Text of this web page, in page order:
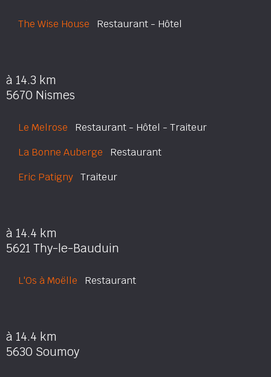
The Wise House Restaurant - Hôtel
à 14.3 km
5670 Nismes
Le Melrose Restaurant - Hôtel - Traiteur
La Bonne Auberge Restaurant
Eric Patigny Traiteur
à 14.4 km
5621 Thy-le-Bauduin
L'Os à Moëlle Restaurant
à 14.4 km
5630 Soumoy